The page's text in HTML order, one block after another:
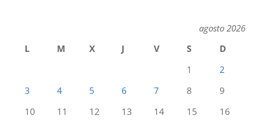
agosto 2026
L
M X J V S
D
1
2
3
4 5 6 7 8
9
10
11 12 13 14 15
16